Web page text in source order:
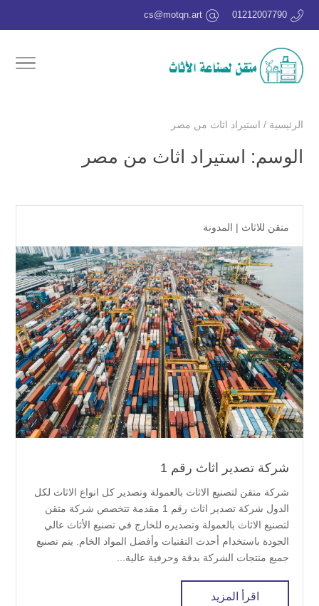
01212007790
cs@motqn.art
الرئيسية / استيراد اثاث من مصر
الوسم: استيراد اثاث من مصر
متقن للاثاث | المدونة
شركة تصدير اثاث رقم 1
شركة متقن لتصنيع الاثاث بالعمولة وتصدير كل انواع الاثاث لكل
الدول شركة تصدير اثاث رقم 1 مقدمة تتخصص شركة متقن
لتصنيع الاثاث بالعمولة وتصديره للخارج في تصنيع الأثاث عالي
الجودة باستخدام أحدث التقنيات وأفضل المواد الخام. يتم تصنيع
جميع منتجات الشركة بدقة وحرفية عالية...
اقرأ المزيد